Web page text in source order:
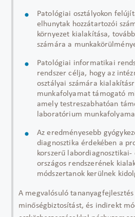
Patológiai osztályokon
elhunytak hozzátartozói
környezet kialakítása,
számára a
Patológiai informatikai
rendszer célja, hogy az
osztályai számára
munkafolyamat támogató
amely testreszabhatóan
laboratórium
Az eredményesebb
diagnosztika érdekében a
korszerű labordiagnosztikai-
országos rendszerének
módszertanok kerülnek
A megvalósuló tananyagfejlesztés
minőségbiztosítást, és indirekt